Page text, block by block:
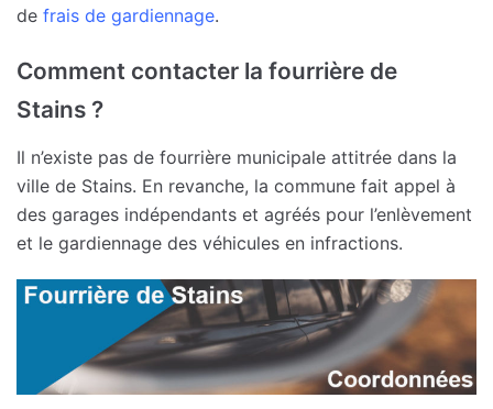
de frais de gardiennage.
Comment contacter la fourrière de
Stains ?
Il n’existe pas de fourrière municipale attitrée dans la
ville de Stains. En revanche, la commune fait appel à
des garages indépendants et agréés pour l’enlèvement
et le gardiennage des véhicules en infractions.